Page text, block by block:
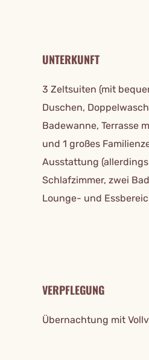
UNTERKUNFT
3 Zeltsuiten (mit
Duschen,
Badewanne, Terrasse
und 1 großes
Ausstattung
Schlafzimmer, zwei
Lounge- und
VERPFLEGUNG
Übernachtung mit